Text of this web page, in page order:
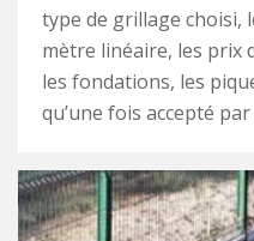
type de grillage choisi,
mètre linéaire, les prix
les fondations, les
qu’une fois accepté